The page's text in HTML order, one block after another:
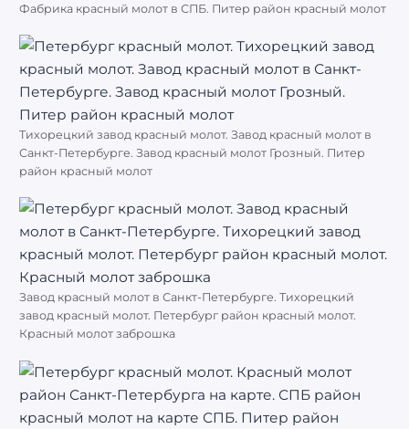
Фабрика красный молот в СПБ. Питер район красный молот
Тихорецкий завод красный молот. Завод красный молот в
Санкт-Петербурге. Завод красный молот Грозный. Питер
район красный молот
Завод красный молот в Санкт-Петербурге. Тихорецкий
завод красный молот. Петербург район красный молот.
Красный молот заброшка